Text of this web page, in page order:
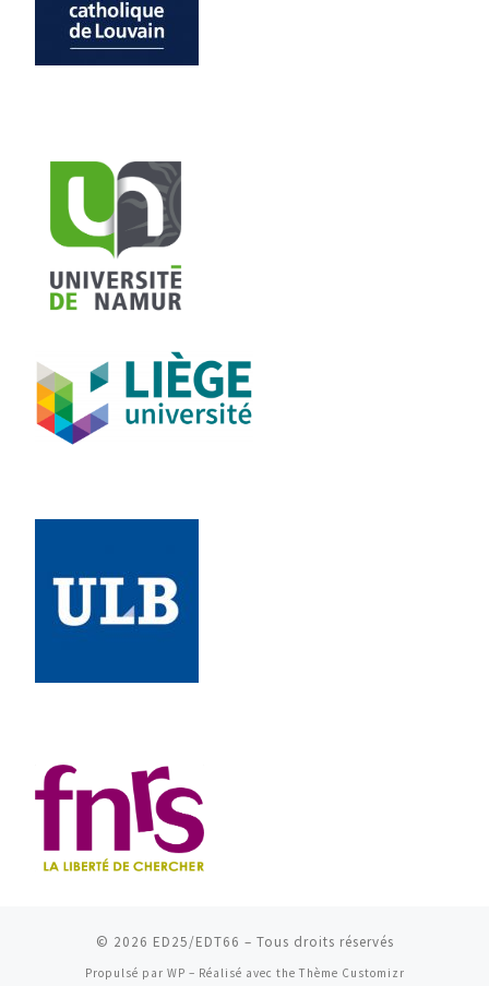
© 2026 ED25/EDT66 – Tous droits réservés
Propulsé par WP – Réalisé avec the Thème Customizr